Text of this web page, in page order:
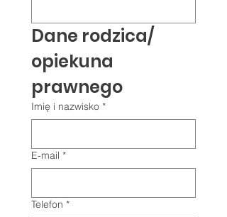
Dane rodzica/
opiekuna
prawnego
Imię i nazwisko *
E-mail *
Telefon *